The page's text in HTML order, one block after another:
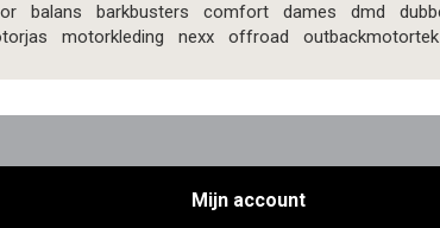
balans barkbusters comfort dames dmd
motorkleding nexx offroad outbackmotortek
Mijn account